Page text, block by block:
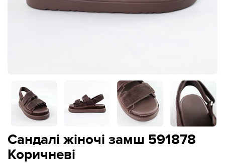
Сандалі жіночі замш 591878
Коричневі